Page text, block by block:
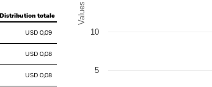
Distribution totale
USD 0,09
USD 0,08
USD 0,08
Values
5
10